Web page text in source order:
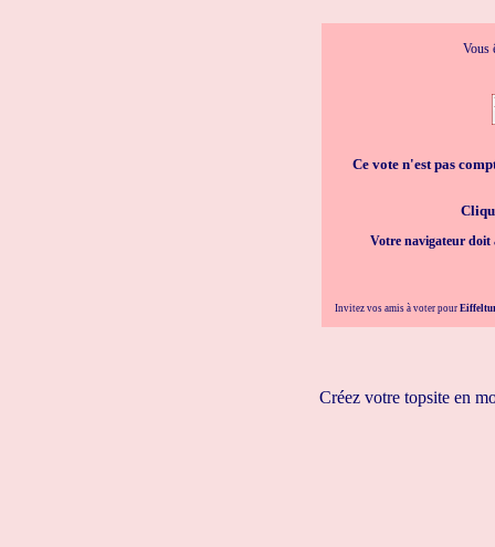
Vous
Ce vote n'est pas
Votre navigateur doit
Invitez vos amis à voter pour
Créez votre topsite en